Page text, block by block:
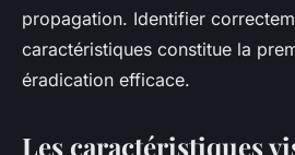
Nicet•15/05/2026 15:22• 8 min de
propagation. Identifier
caractéristiques constitue la
éradication efficace.
Les caractéristiques